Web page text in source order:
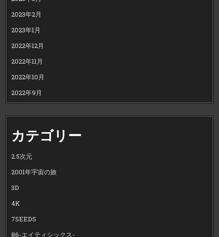
2023年2月
2023年1月
2022年12月
2022年11月
2022年10月
2022年9月
カテゴリー
2.5次元
2001年宇宙の旅
3D
4K
7SEEDS
86-エイティシックス-